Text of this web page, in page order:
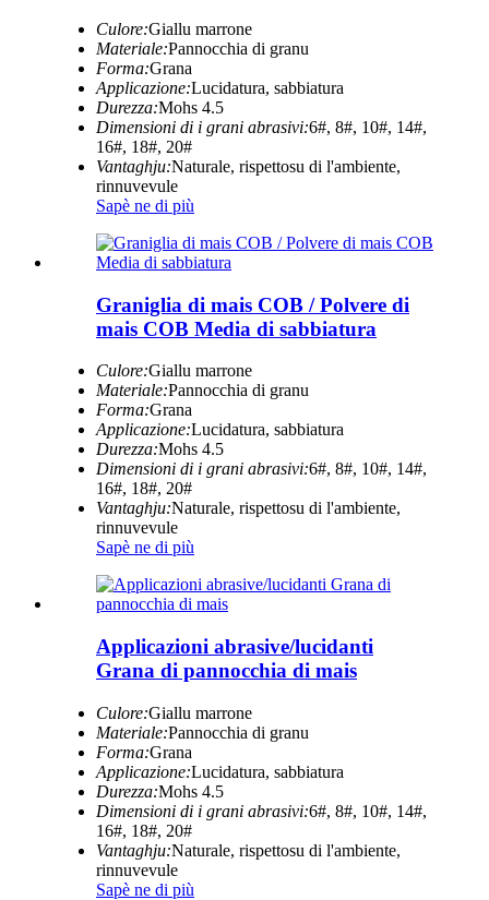
Culore:Giallu marrone
Materiale:Pannocchia di granu
Forma:Grana
Applicazione:Lucidatura, sabbiatura
Durezza:Mohs 4.5
Dimensioni di i grani abrasivi:6#, 8#, 10#, 14#,
16#, 18#, 20#
Vantaghju:Naturale, rispettosu di l'ambiente,
rinnuvevule
Sapè ne di più
Graniglia di mais COB / Polvere di
mais COB Media di sabbiatura
Culore:Giallu marrone
Materiale:Pannocchia di granu
Forma:Grana
Applicazione:Lucidatura, sabbiatura
Durezza:Mohs 4.5
Dimensioni di i grani abrasivi:6#, 8#, 10#, 14#,
16#, 18#, 20#
Vantaghju:Naturale, rispettosu di l'ambiente,
rinnuvevule
Sapè ne di più
Applicazioni abrasive/lucidanti
Grana di pannocchia di mais
Culore:Giallu marrone
Materiale:Pannocchia di granu
Forma:Grana
Applicazione:Lucidatura, sabbiatura
Durezza:Mohs 4.5
Dimensioni di i grani abrasivi:6#, 8#, 10#, 14#,
16#, 18#, 20#
Vantaghju:Naturale, rispettosu di l'ambiente,
rinnuvevule
Sapè ne di più